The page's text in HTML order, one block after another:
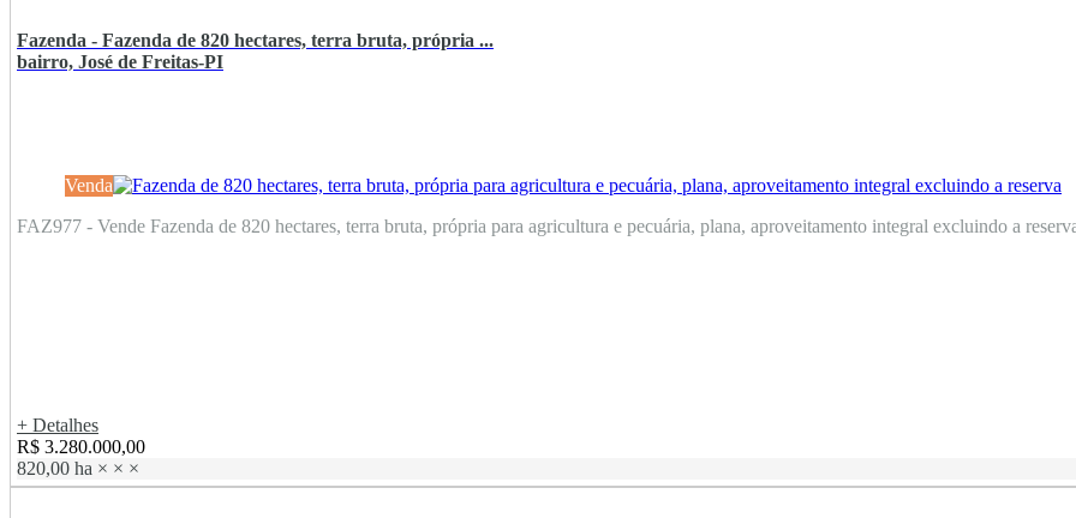
Fazenda - Fazenda de 820 hectares, terra bruta, própria ...
bairro, José de Freitas-PI
Venda
FAZ977 - Vende Fazenda de 820 hectares, terra bruta, própria para agricultura e pecuária, plana, aproveitamento integral excluindo a
+ Detalhes
R$ 3.280.000,00
820,00 ha × × ×